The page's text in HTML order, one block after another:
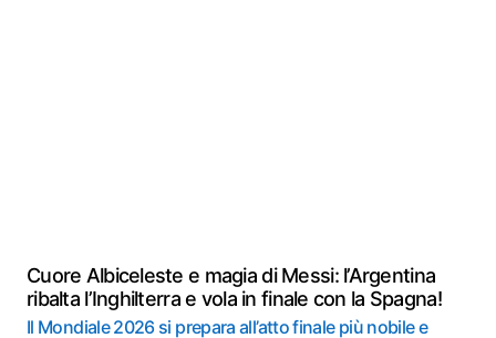
Cuore Albiceleste e magia di Messi: l’Argentina
ribalta l’Inghilterra e vola in finale con la Spagna!
Il Mondiale 2026 si prepara all’atto finale più nobile e